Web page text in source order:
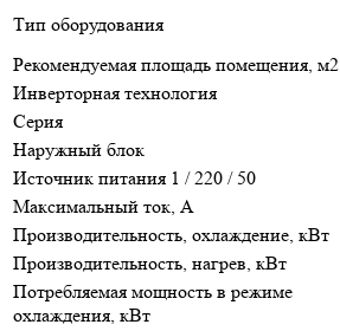
Тип оборудования
Рекомендуемая площадь помещения, м2
Инверторная технология
Серия
Наружный блок
Источник питания 1 / 220 / 50
Максимальный ток, А
Производительность, охлаждение, кВт
Производительность, нагрев, кВт
Потребляемая мощность в режиме
охлаждения, кВт